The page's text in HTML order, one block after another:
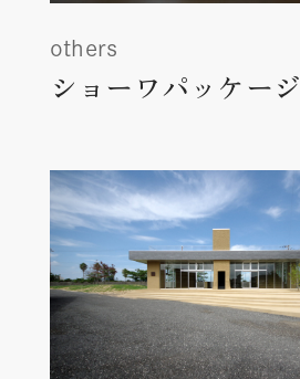
others
ショーワパッケージ